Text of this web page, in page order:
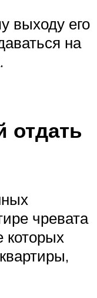
выходу его
на
отдать
чревата
которых